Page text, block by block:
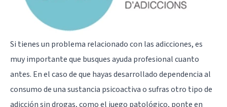
Si tienes un problema relacionado con las adicciones, es
muy importante que busques ayuda profesional cuanto
antes. En el caso de que hayas desarrollado dependencia al
consumo de una sustancia psicoactiva o sufras otro tipo de
adicción sin drogas, como el juego patológico, ponte en